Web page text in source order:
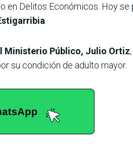
en Delitos Económicos. Hoy se
Ministerio Público, Julio Ortiz
su condición de adulto mayor.